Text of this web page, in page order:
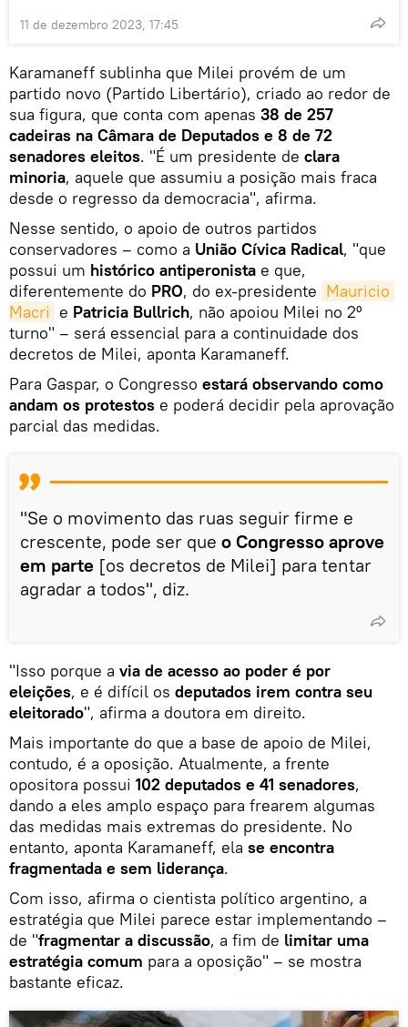
11 de dezembro 2023, 17:45
Karamaneff sublinha que Milei provém de um
partido novo (Partido Libertário), criado ao redor de
sua figura, que conta com apenas 38 de 257
cadeiras na Câmara de Deputados e 8 de 72
senadores eleitos. "É um presidente de clara
minoria, aquele que assumiu a posição mais fraca
desde o regresso da democracia", afirma.
Nesse sentido, o apoio de outros partidos
conservadores – como a União Cívica Radical, "que
possui um histórico antiperonista e que,
diferentemente do PRO, do ex-presidente Mauricio
Macri e Patricia Bullrich, não apoiou Milei no 2º
turno" – será essencial para a continuidade dos
decretos de Milei, aponta Karamaneff.
Para Gaspar, o Congresso estará observando como
andam os protestos e poderá decidir pela aprovação
parcial das medidas.
"Se o movimento das ruas seguir firme e
crescente, pode ser que o Congresso aprove
em parte [os decretos de Milei] para tentar
agradar a todos", diz.
"Isso porque a via de acesso ao poder é por
eleições, e é difícil os deputados irem contra seu
eleitorado", afirma a doutora em direito.
Mais importante do que a base de apoio de Milei,
contudo, é a oposição. Atualmente, a frente
opositora possui 102 deputados e 41 senadores,
dando a eles amplo espaço para frearem algumas
das medidas mais extremas do presidente. No
entanto, aponta Karamaneff, ela se encontra
fragmentada e sem liderança.
Com isso, afirma o cientista político argentino, a
estratégia que Milei parece estar implementando –
de "fragmentar a discussão, a fim de limitar uma
estratégia comum para a oposição" – se mostra
bastante eficaz.